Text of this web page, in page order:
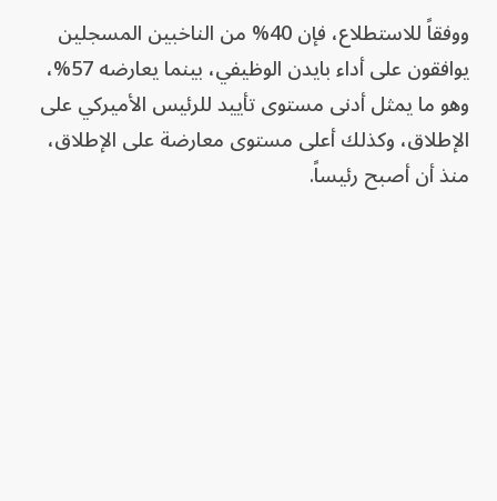
ووفقاً للاستطلاع، فإن 40% من الناخبين المسجلين
يوافقون على أداء بايدن الوظيفي، بينما يعارضه 57%،
وهو ما يمثل أدنى مستوى تأييد للرئيس الأميركي على
الإطلاق، وكذلك أعلى مستوى معارضة على الإطلاق،
منذ أن أصبح رئيساً.